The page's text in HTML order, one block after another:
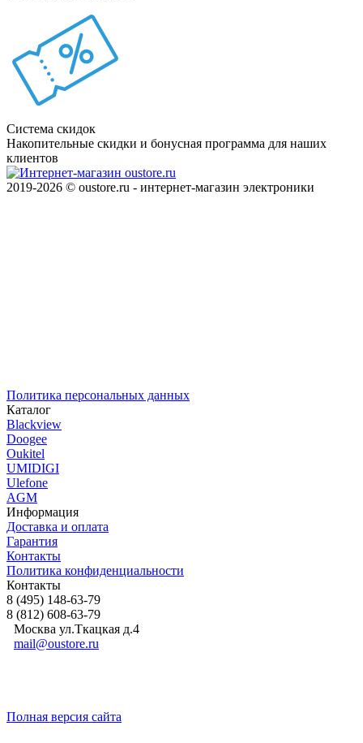
Система скидок
Накопительные скидки и бонусная программа для наших
клиентов
2019-2026 © oustore.ru - интернет-магазин электроники
Политика персональных данных
Каталог
Blackview
Doogee
Oukitel
UMIDIGI
Ulefone
AGM
Информация
Доставка и оплата
Гарантия
Контакты​
Политика конфиденциальности
Контакты
8 (495) 148-63-79
8 (812) 608-63-79
Москва ул.Ткацкая д.4
mail@oustore.ru
Полная версия сайта